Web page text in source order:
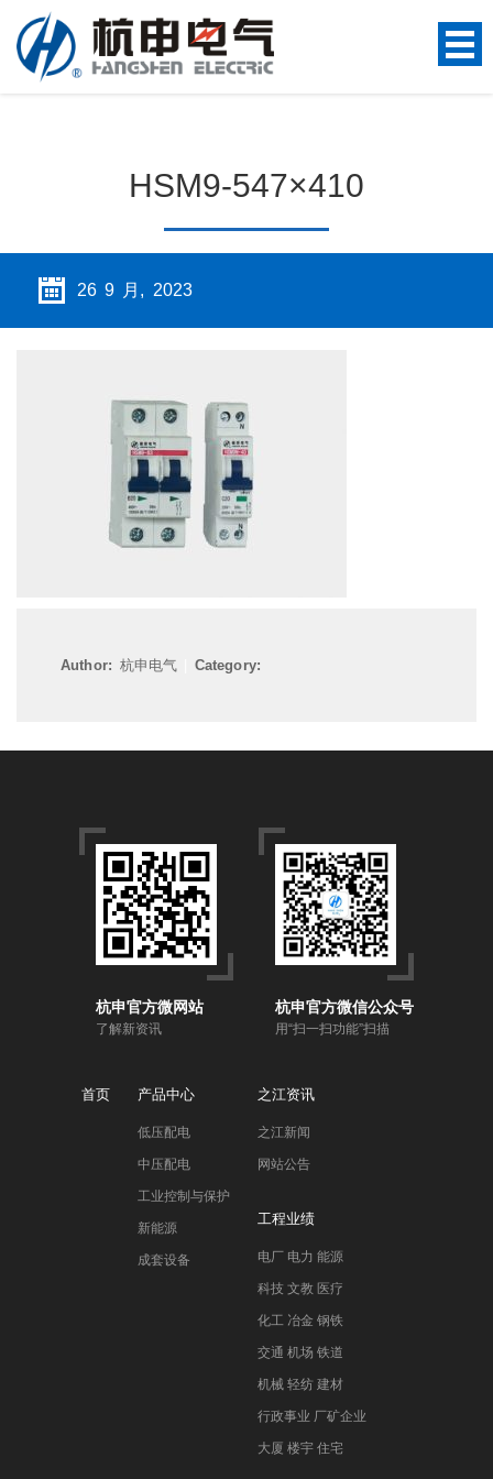
HSM9-547×410
26 9 月, 2023
Author: 杭申电气| Category:
杭申官方微网站
了解新资讯
杭申官方微信公众号
用“扫一扫功能”扫描
首页 产品中心
低压配电
中压配电
工业控制与保护
新能源
成套设备
之江资讯
之江新闻
网站公告
工程业绩
电厂 电力 能源
科技 文教 医疗
化工 冶金 钢铁
交通 机场 铁道
机械 轻纺 建材
行政事业 厂矿企业
大厦 楼宇 住宅